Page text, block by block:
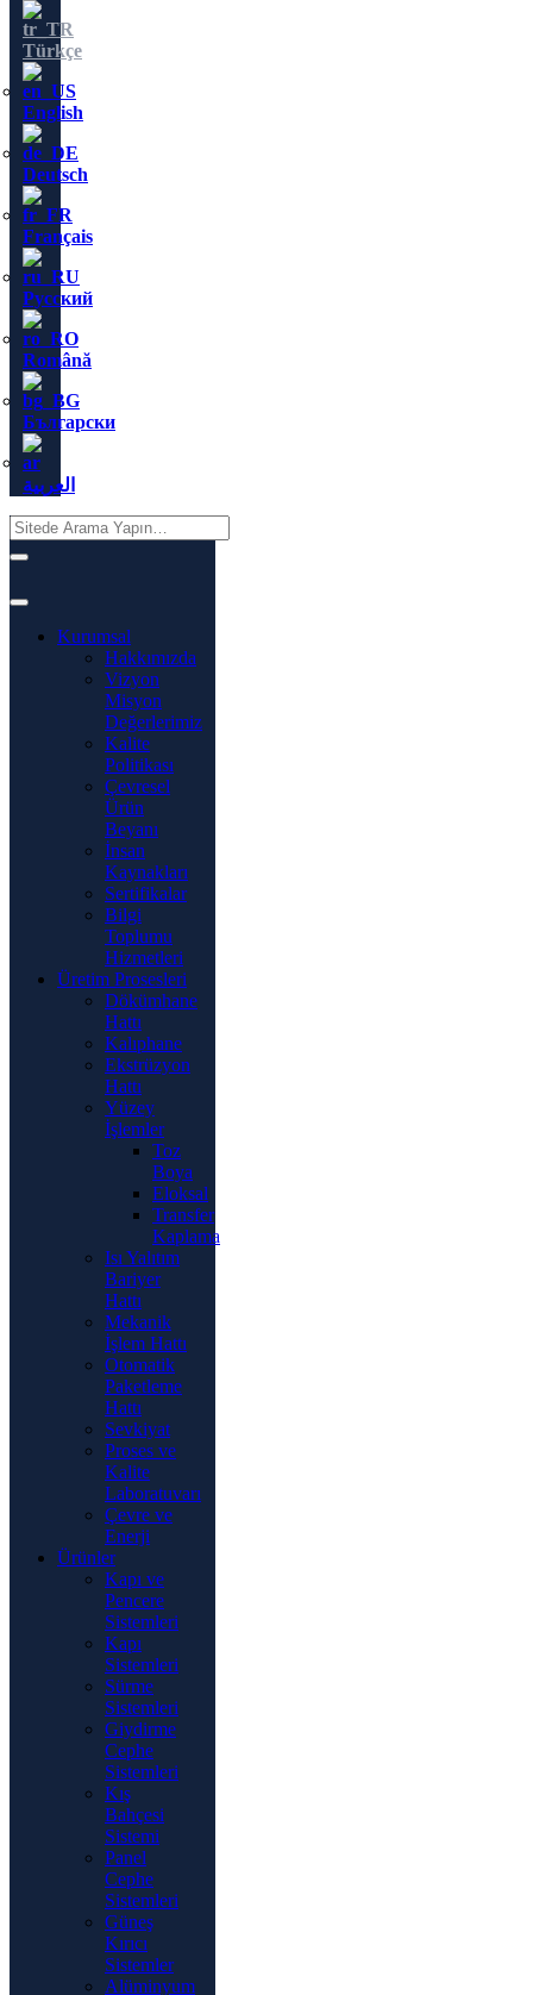
Türkçe
English
Deutsch
Français
Русский
Română
Български
العربية
Kurumsal
Hakkımızda
Vizyon
Misyon
Değerlerimiz
Kalite
Politikası
Çevresel
Ürün
Beyanı
İnsan
Kaynakları
Sertifikalar
Bilgi
Toplumu
Hizmetleri
Üretim Prosesleri
Dökümhane
Hattı
Kalıphane
Ekstrüzyon
Hattı
Yüzey
İşlemler
Toz
Boya
Eloksal
Transfer
Kaplama
Isı Yalıtım
Bariyer
Hattı
Mekanik
İşlem Hattı
Otomatik
Paketleme
Hattı
Sevkiyat
Proses ve
Kalite
Laboratuvarı
Çevre ve
Enerji
Ürünler
Kapı ve
Pencere
Sistemleri
Kapı
Sistemleri
Sürme
Sistemleri
Giydirme
Cephe
Sistemleri
Kış
Bahçesi
Sistemi
Panel
Cephe
Sistemleri
Güneş
Kırıcı
Sistemler
Alüminyum